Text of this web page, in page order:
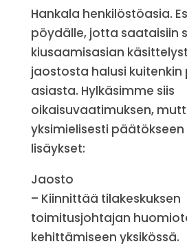
Hankala henkilöstöasia.
pöydälle, jotta saataisiin
kiusaamisasian
jaostosta halusi
asiasta. Hylkäsimme siis
oikaisuvaatimuksen,
yksimielisesti
lisäykset:
Jaosto
– Kiinnittää tilakeskuksen
toimitusjohtajan
kehittämiseen yksikössä.